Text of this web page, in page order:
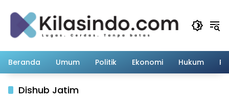
Beranda Umum Politik Ekonomi Hukum
Dishub Jatim